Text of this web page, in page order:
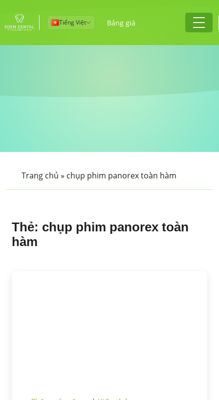
Tiếng Việt Bảng giá
Trang chủ » chụp phim panorex toàn hàm
Thẻ: chụp phim panorex toàn
hàm